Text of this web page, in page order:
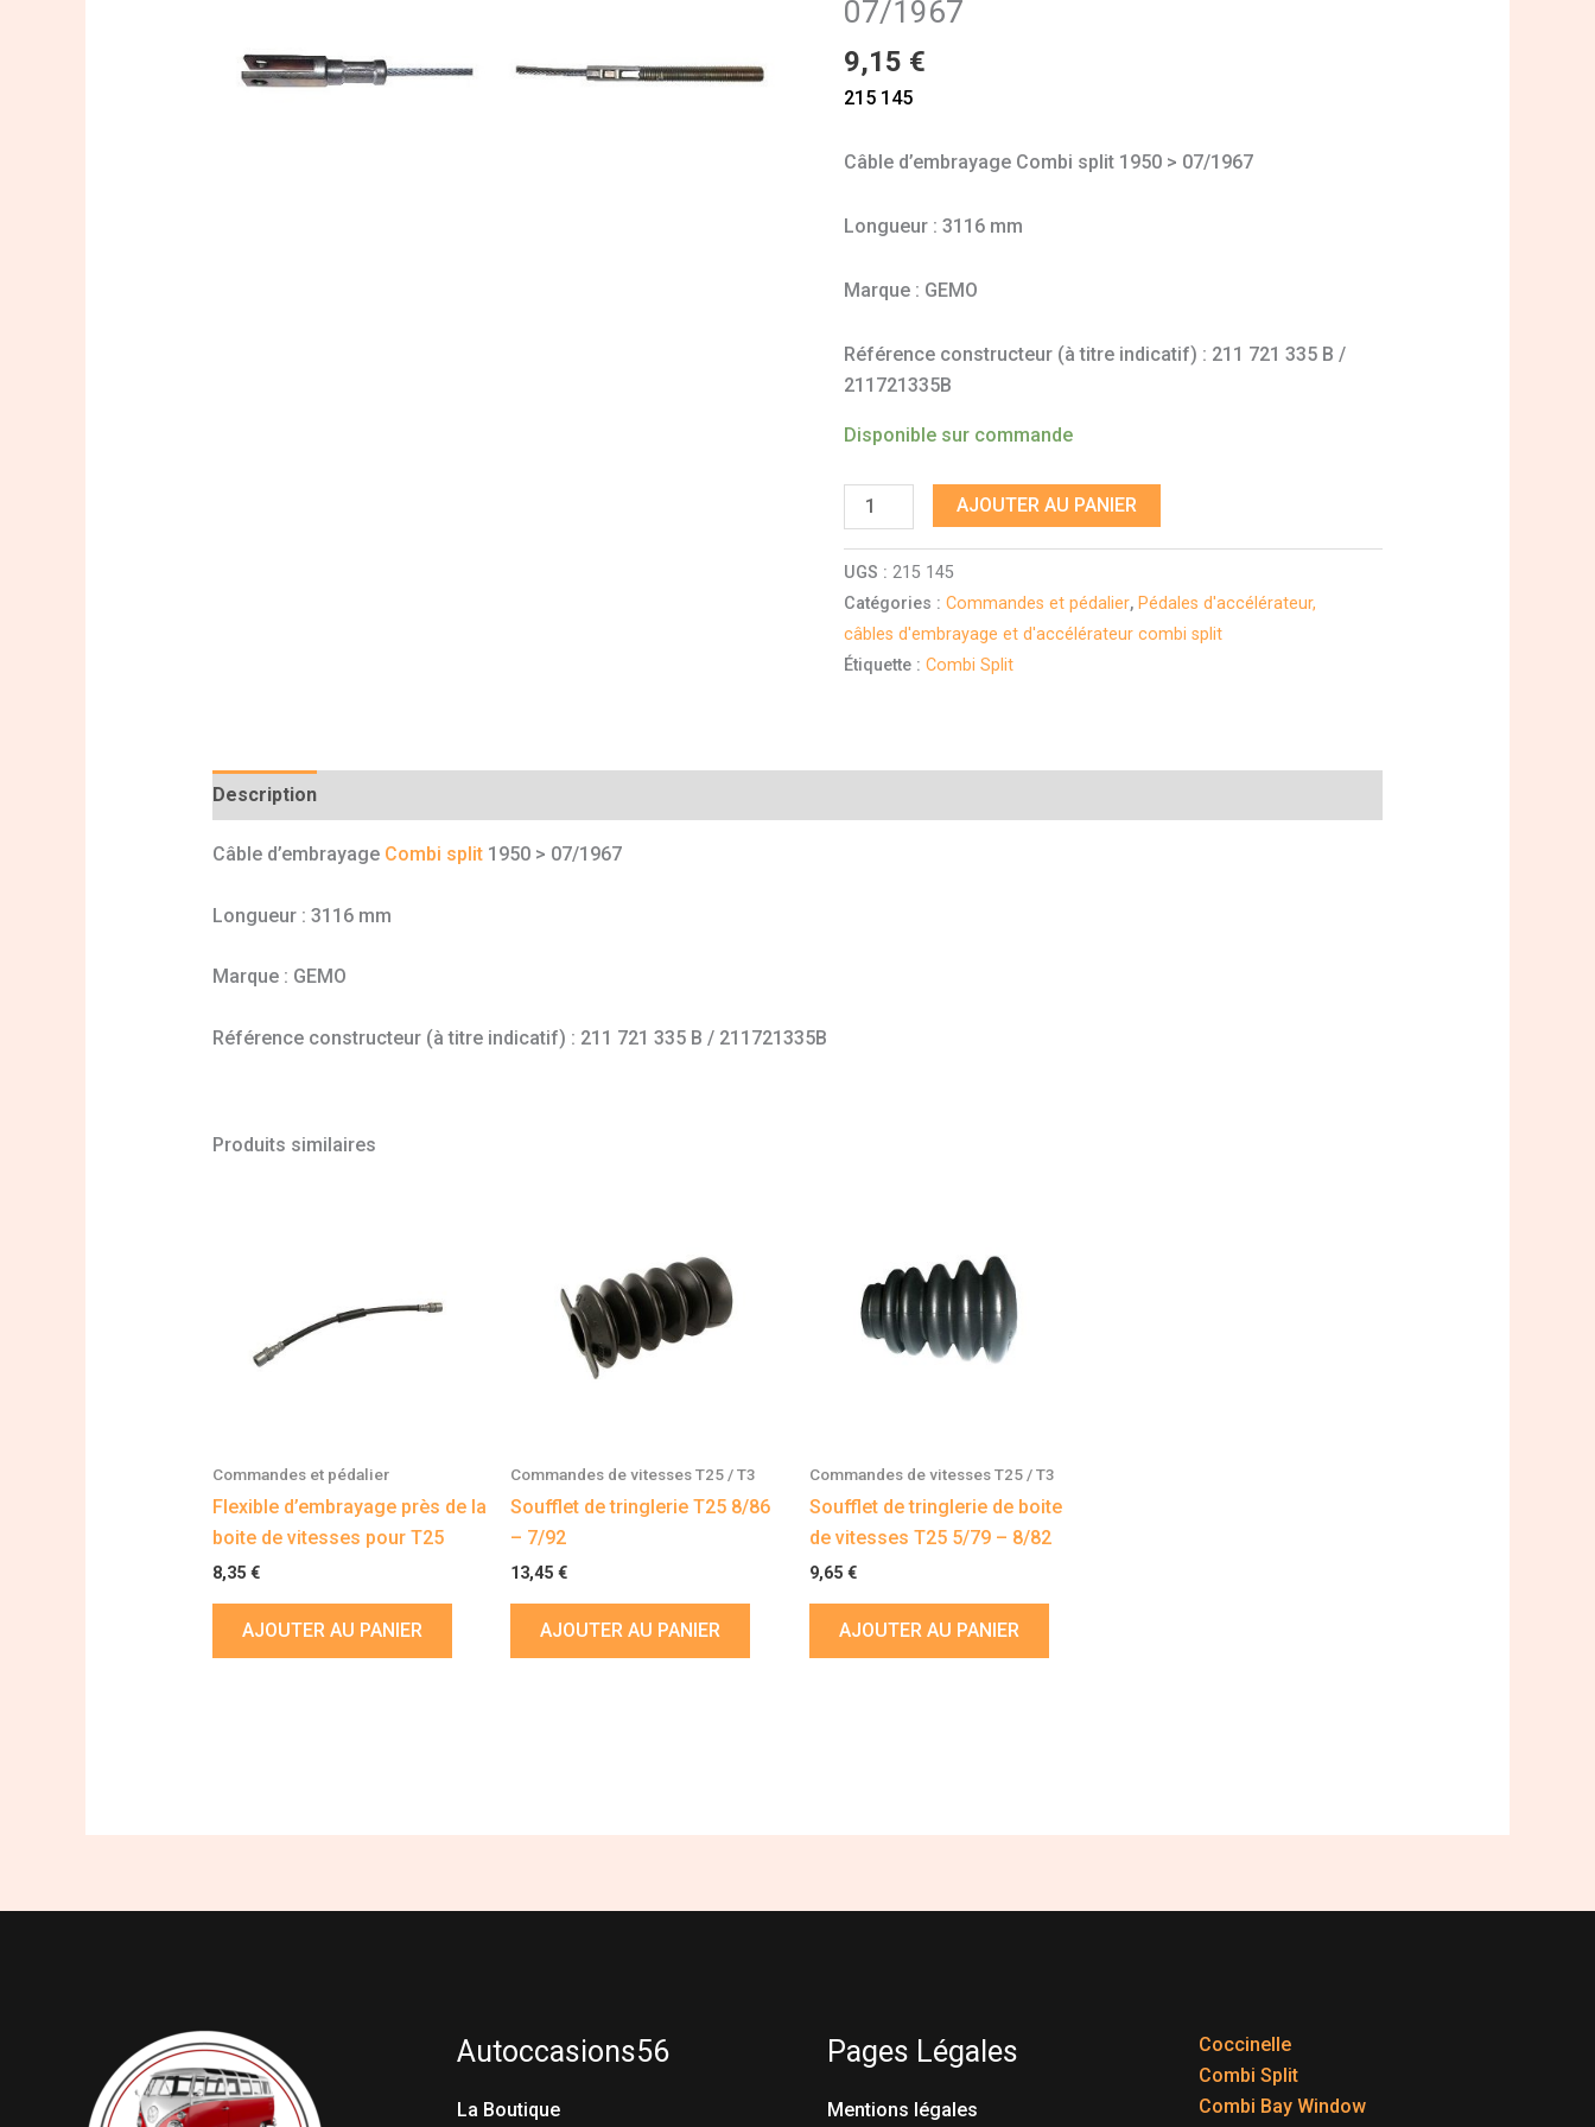
07/1967
9,15 €
215 145
Câble d’embrayage Combi split 1950 > 07/1967
Longueur : 3116 mm
Marque : GEMO
Référence constructeur (à titre indicatif) : 211 721 335 B /
211721335B
Disponible sur commande
>
07/1967
AJOUTER AU PANIER
UGS :215 145
Catégories :Commandes et pédalier, Pédales d'accélérateur,
câbles d'embrayage et d'accélérateur combi split
Étiquette :Combi Split
Description
Câble d’embrayage Combi split1950 > 07/1967
Longueur : 3116 mm
Marque : GEMO
Référence constructeur (à titre indicatif) : 211 721 335 B / 211721335B
Produits similaires
Commandes et pédalier
Flexible d’embrayage près de la
boite de vitesses pour T25
8,35 €
AJOUTER AU PANIER
Commandes de vitesses T25 / T3
Soufflet de tringlerie T25 8/86
– 7/92
13,45€
AJOUTER AU PANIER
Commandes de vitesses T25 / T3
Soufflet de tringlerie de boite
de vitesses T25 5/79 – 8/82
9,65 €
AJOUTER AU PANIER
Autoccasions56
La Boutique
Pages Légales
Mentions légales
Coccinelle
Combi Split
Combi Bay Window